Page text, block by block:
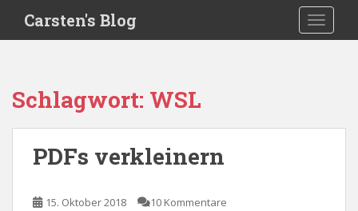
i
Carsten's Blog
Schlagwort: WSL
PDFs verkleinern
15. Oktober 2018 10 Kommentare